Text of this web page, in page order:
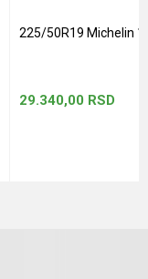
225/50R19 Michelin
29.340,00 RSD